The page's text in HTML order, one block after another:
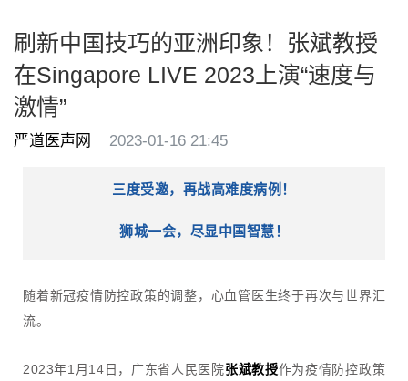
刷新中国技巧的亚洲印象！张斌教授
在Singapore LIVE 2023上演“速度与
激情”
严道医声网 2023-01-16 21:45
三度受邀，再战高难度病例！
狮城一会，尽显中国智慧！
随着新冠疫情防控政策的调整，心血管医生终于再次与世界汇
流。
2023年1月14日，广东省人民医院张斌教授作为疫情防控政策